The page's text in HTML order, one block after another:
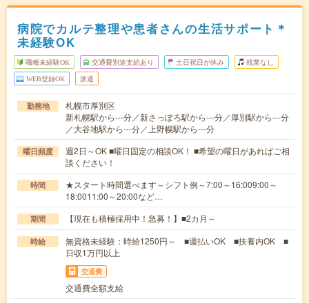
病院でカルテ整理や患者さんの生活サポート＊
未経験OK
職種未経験OK 交通費別途支給あり 土日祝日が休み 残業なし
WEB登録OK 派遣
勤務地
札幌市厚別区
新札幌駅から---分／新さっぽろ駅から---分／厚別駅から---分
／大谷地駅から---分／上野幌駅から---分
曜日頻度
週2日～OK ■曜日固定の相談OK！ ■希望の曜日があればご相
談ください！
時間
★スタート時間選べます～シフト例～7:00～16:009:00～
18:0011:00～20:00など…
期間 【現在も積極採用中！急募！】■2カ月～
時給
無資格未経験：時給1250円～ ■週払いOK ■扶養内OK ■
日収1万円以上
交通費
交通費全額支給